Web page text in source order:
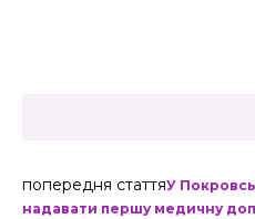
попередня статтяУ
надавати першу медичну